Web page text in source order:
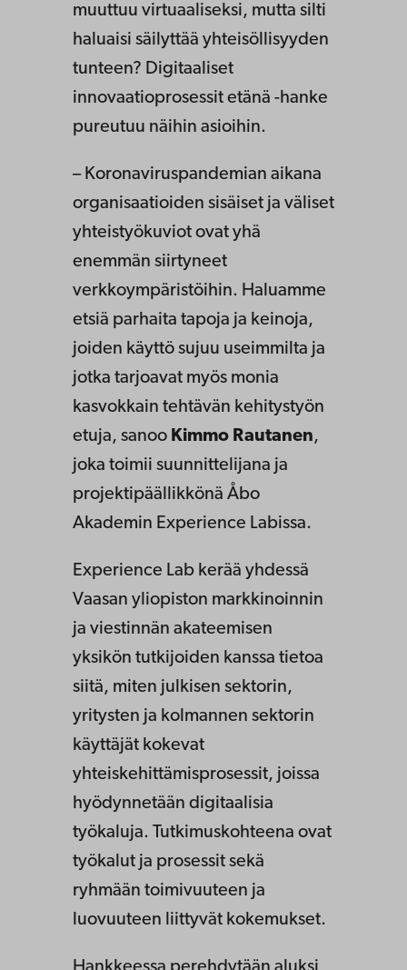
muuttuu virtuaaliseksi, mutta silti
haluaisi säilyttää yhteisöllisyyden
tunteen? Digitaaliset
innovaatioprosessit etänä -hanke
pureutuu näihin asioihin.
– Koronaviruspandemian aikana
organisaatioiden sisäiset ja väliset
yhteistyökuviot ovat yhä
enemmän siirtyneet
verkkoympäristöihin. Haluamme
etsiä parhaita tapoja ja keinoja,
joiden käyttö sujuu useimmilta ja
jotka tarjoavat myös monia
kasvokkain tehtävän kehitystyön
etuja, sanoo Kimmo Rautanen,
joka toimii suunnittelijana ja
projektipäällikkönä Åbo
Akademin Experience Labissa.
Experience Lab kerää yhdessä
Vaasan yliopiston markkinoinnin
ja viestinnän akateemisen
yksikön tutkijoiden kanssa tietoa
siitä, miten julkisen sektorin,
yritysten ja kolmannen sektorin
käyttäjät kokevat
yhteiskehittämisprosessit, joissa
hyödynnetään digitaalisia
työkaluja. Tutkimuskohteena ovat
työkalut ja prosessit sekä
ryhmään toimivuuteen ja
luovuuteen liittyvät kokemukset.